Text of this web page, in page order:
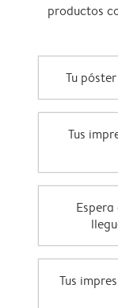
productos
Tu
Tus
Tus